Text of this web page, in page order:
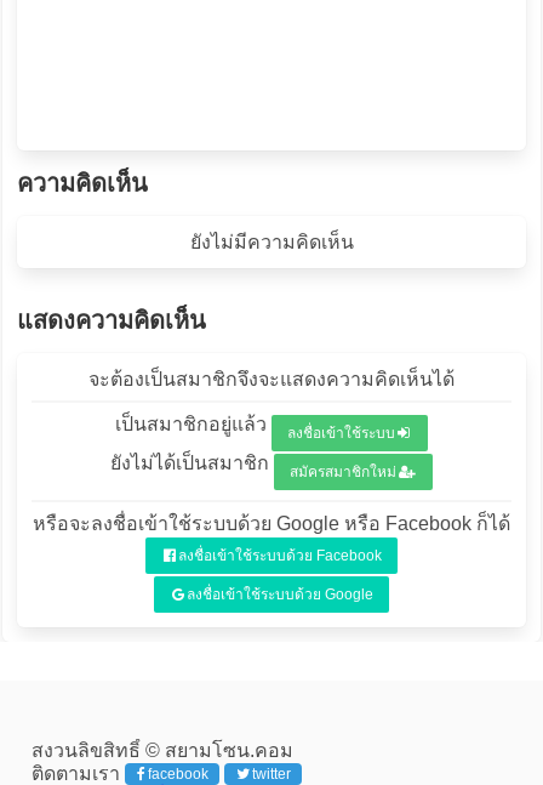
ความคิดเห็น
ยังไม่มีความคิดเห็น
แสดงความคิดเห็น
จะต้องเป็นสมาชิกจึงจะแสดงความคิดเห็นได้
เป็นสมาชิกอยู่แล้ว ลงชื่อเข้าใช้ระบบ
ยังไม่ได้เป็นสมาชิก สมัครสมาชิกใหม่
หรือจะลงชื่อเข้าใช้ระบบด้วย Google หรือ Facebook ก็ได้
ลงชื่อเข้าใช้ระบบด้วย Facebook
ลงชื่อเข้าใช้ระบบด้วย Google
สงวนลิขสิทธิ์ © สยามโซน.คอม
ติดตามเรา
facebook twitter